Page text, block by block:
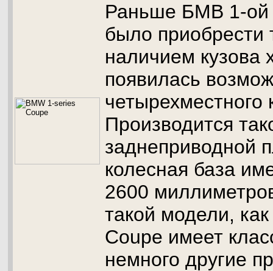
Раньше БМВ 1-ой
было приобрести
наличием кузова
появилась
четырехместного
Производится
заднеприводной
колесная база
2600
такой модели,
Coupe имеет
немного другие